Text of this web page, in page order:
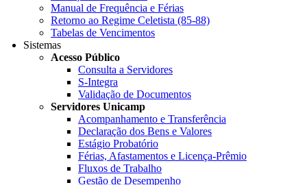
Manual de Frequência e Férias
Retorno ao Regime Celetista (85-88)
Tabelas de Vencimentos
Sistemas
Acesso Público
Consulta a Servidores
S-Integra
Validação de Documentos
Servidores Unicamp
Acompanhamento e Transferência
Declaração dos Bens e Valores
Estágio Probatório
Férias, Afastamentos e Licença-Prêmio
Fluxos de Trabalho
Gestão de Desempenho